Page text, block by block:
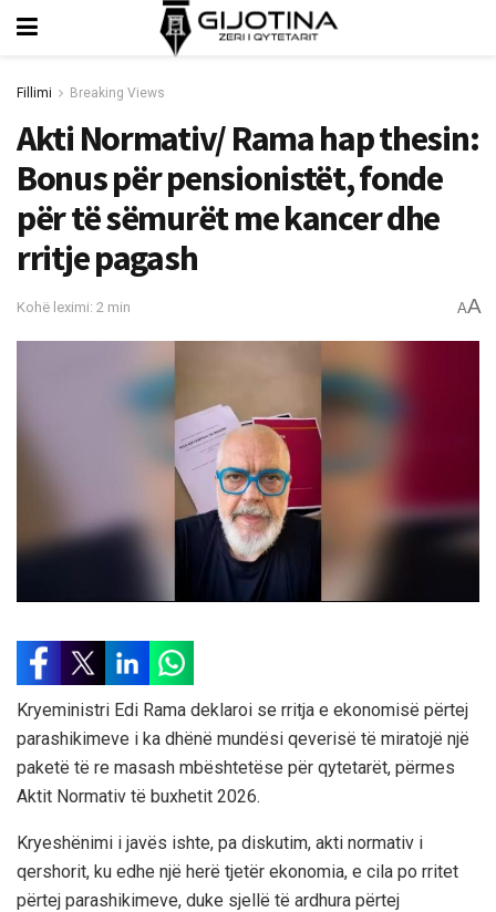
Fillimi Breaking Views
Akti Normativ/ Rama hap thesin:
Bonus për pensionistët, fonde
për të sëmurët me kancer dhe
rritje pagash
Kohë leximi: 2 min AA
Kryeministri Edi Rama deklaroi se rritja e ekonomisë përtej
parashikimeve i ka dhënë mundësi qeverisë të miratojë një
paketë të re masash mbështetëse për qytetarët, përmes
Aktit Normativ të buxhetit 2026.
Kryeshënimi i javës ishte, pa diskutim, akti normativ i
qershorit, ku edhe një herë tjetër ekonomia, e cila po rritet
përtej parashikimeve, duke sjellë të ardhura përtej